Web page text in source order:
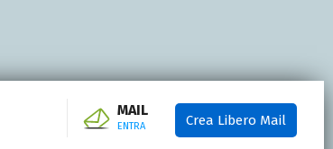
MAIL
ENTRA Crea Libero Mail